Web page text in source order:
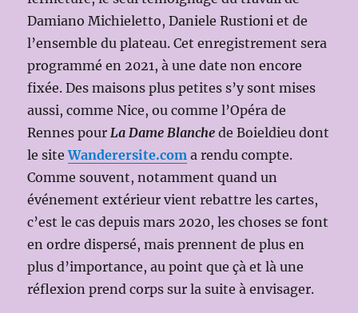
Damiano Michieletto, Daniele Rustioni et de
l’ensemble du plateau. Cet enregistrement sera
programmé en 2021, à une date non encore
fixée. Des maisons plus petites s’y sont mises
aussi, comme Nice, ou comme l’Opéra de
Rennes pourLa Dame Blanche de Boieldieu dont
le siteWanderersite.com a rendu compte.
Comme souvent, notamment quand un
événement extérieur vient rebattre les cartes,
c’est le cas depuis mars 2020, les choses se font
en ordre dispersé, mais prennent de plus en
plus d’importance, au point que çà et là une
réflexion prend corps sur la suite à envisager.